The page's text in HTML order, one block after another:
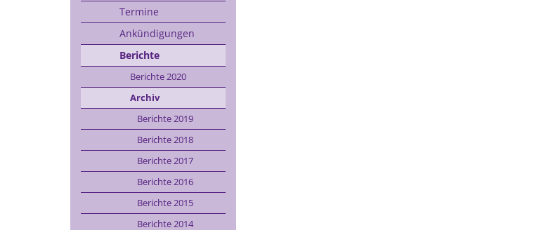
Termine
Ankündigungen
Berichte
Berichte 2020
Archiv
Berichte 2019
Berichte 2018
Berichte 2017
Berichte 2016
Berichte 2015
Berichte 2014